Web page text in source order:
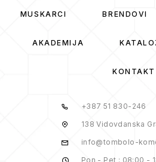
MUSKARCI BRENDOVI
AKADEMIJA
KONTAKT
+387 51 830-246
138 Vidovdanska
info@tombolo-
Pon - Pet : 08:00 -